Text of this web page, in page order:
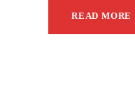
READ MORE